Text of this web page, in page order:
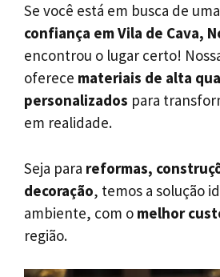
Se você está em busca de uma
confiança em Vila de Cava,
encontrou o lugar certo!
oferece materiais de alta
personalizados para
em realidade.
Seja para reformas,
decoração, temos a solução
ambiente, com o melhor
região.